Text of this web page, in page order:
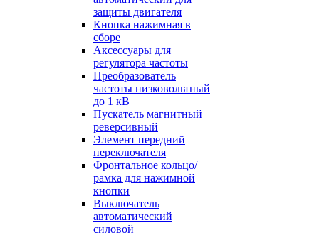
защиты двигателя
Кнопка нажимная в
сборе
Аксессуары для
регулятора частоты
Преобразователь
частоты низковольтный
до 1 кВ
Пускатель магнитный
реверсивный
Элемент передний
переключателя
Фронтальное кольцо/
рамка для нажимной
кнопки
Выключатель
автоматический
силовой